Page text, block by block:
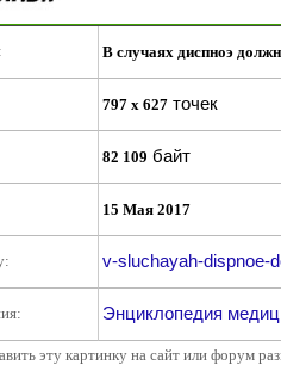
В случаях диспноэ
797 x 627 точек
82 109 байт
15 Мая 2017
v-sluchayah-dispnoe-
Энциклопедия
эту картинку на сайт или форум